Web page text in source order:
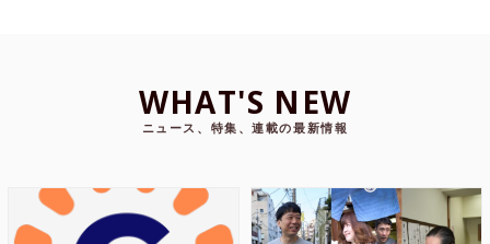
WHAT'S NEW
ニュース、特集、連載の最新情報